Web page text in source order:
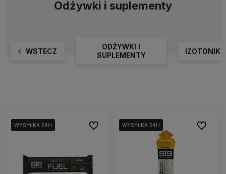
Odżywki i suplementy
WSTECZ
ODŻYWKI I
SUPLEMENTY
IZOTONIKI
WYSYŁKA 24H
WYSYŁKA 24H
WYSYŁKA 24H Do ulubionychWYSYŁKA 24H
WYSYŁKA 24H
WYSYŁKA 24H Do